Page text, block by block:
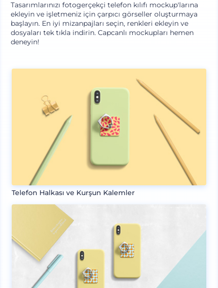
Tasarımlarınızı fotogerçekçi telefon kılıfı mockup'larına
ekleyin ve işletmeniz için çarpıcı görseller oluşturmaya
başlayın. En iyi mizanpajları seçin, renkleri ekleyin ve
dosyaları tek tıkla indirin. Capcanlı mockupları hemen
deneyin!
Telefon Halkası ve Kurşun Kalemler